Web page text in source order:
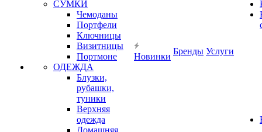
СУМКИ
Чемоданы
Портфели
Ключницы
Визитницы
Портмоне
ОДЕЖДА
Блузки,
рубашки,
туники
Верхняя
одежда
Домашняя
Новинки
Бренды Услуги